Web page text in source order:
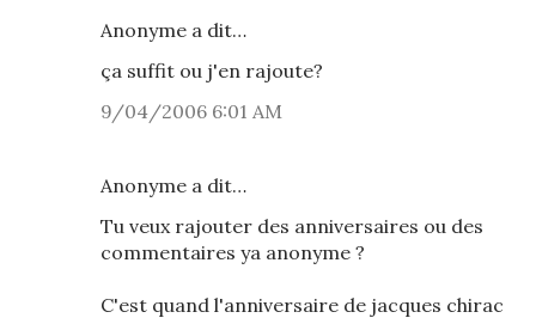
Anonyme a dit…
ça suffit ou j'en rajoute?
9/04/2006 6:01 AM
Anonyme a dit…
Tu veux rajouter des anniversaires ou des
commentaires ya anonyme ?
C'est quand l'anniversaire de jacques chirac